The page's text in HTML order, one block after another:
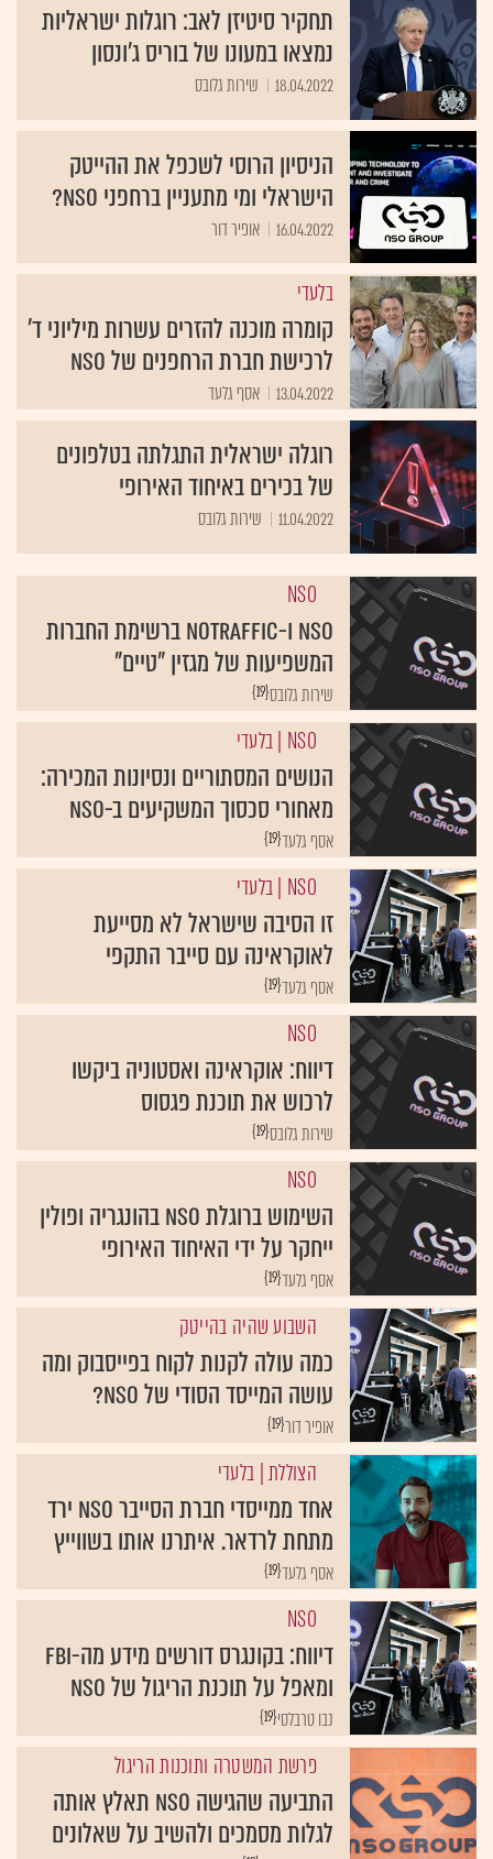
תחקיר סיטיזן לאב: רוגלות ישראליות
נמצאו במעונו של בוריס ג'ונסון
18.04.2022 שירות גלובס
הניסיון הרוסי לשכפל את ההייטק
הישראלי ומי מתעניין ברחפני NSO?
16.04.2022 אופיר דור
בלעדי
קומרה מוכנה להזרים עשרות מיליוני ד'
לרכישת חברת הרחפנים של NSO
13.04.2022 אסף גלעד
רוגלה ישראלית התגלתה בטלפונים
של בכירים באיחוד האירופי
11.04.2022 שירות גלובס
NSO
NSO ו-NoTraffic ברשימת החברות
המשפיעות של מגזין "טיים"
{19}שירות גלובס
NSO | בלעדי
הנושים המסתוריים ונסיונות המכירה:
מאחורי סכסוך המשקיעים ב-NSO
{19}אסף גלעד
NSO | בלעדי
זו הסיבה שישראל לא מסייעת
לאוקראינה עם סייבר התקפי
{19}אסף גלעד
NSO
דיווח: אוקראינה ואסטוניה ביקשו
לרכוש את תוכנת פגסוס
{19}שירות גלובס
NSO
השימוש ברוגלת NSO בהונגריה ופולין
ייחקר על ידי האיחוד האירופי
{19}אסף גלעד
השבוע שהיה בהייטק
כמה עולה לקנות לקוח בפייסבוק ומה
עושה המייסד הסודי של NSO?
{19}אופיר דור
הצוללת| בלעדי
אחד ממייסדי חברת הסייבר NSO ירד
מתחת לרדאר. איתרנו אותו בשווייץ
{19}אסף גלעד
NSO
דיווח: בקונגרס דורשים מידע מה-FBI
ומאפל על תוכנת הריגול של NSO
{19}נבו טרבלסי
פרשת המשטרה ותוכנות הריגול
התביעה שהגישה NSO תאלץ אותה
לגלות מסמכים ולהשיב על שאלונים